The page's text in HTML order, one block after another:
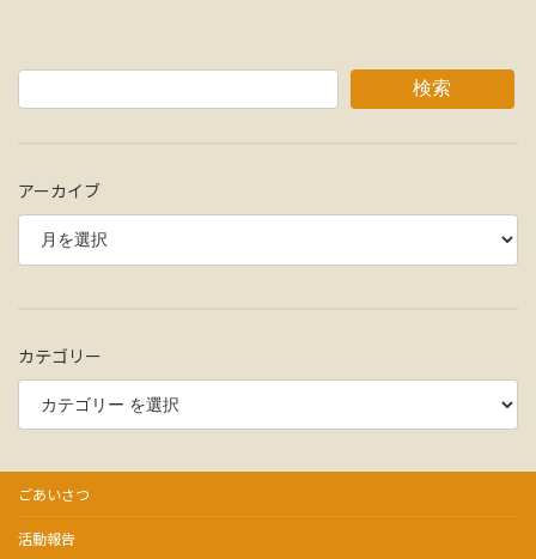
検索
アーカイブ
カテゴリー
ごあいさつ
活動報告